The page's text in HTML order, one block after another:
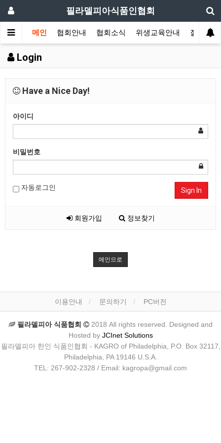
필라델피아식품인협회
메인 협회안내 협회소식 위생교육안내 질의답변
Login
Have a Nice Day!
아이디
비밀번호
자동로그인 Sign In
회원가입 정보찾기
메인으로
이용안내 문의하기 PC버전
필라델피아 식품협회
2018 All rights reserved. Designed and
Hosted by JCInet Solutions
필라델피아 한인 식품인협회 - KAGRO of Philadelphia, P.O. Box 32117,
Philadelphia, PA 19146 U.S.A.
TEL: 267-902-2328 / Email: kagropa@gmail.com